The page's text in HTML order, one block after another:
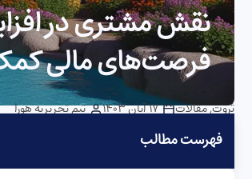
نقش مشتری در
فرصت‌های مالی
ثروت,مقالات 17 آبان 1403 تیم تحریریه هورا
فهرست مطالب